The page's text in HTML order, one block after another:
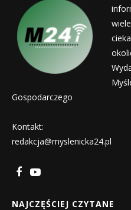
Gospodarczego
Kontakt:
redakcja@myslenicka24.pl
NAJCZĘŚCIEJ CZYTANE